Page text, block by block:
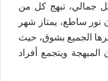
جمالي، تبهج كل من
نور ساطع، يمتاز شهر
الجميع بشوق، حيث
ويتجمع أفراد